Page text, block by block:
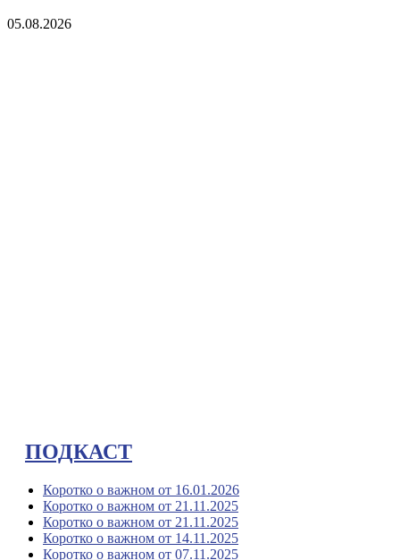
05.08.2026
ПОДКАСТ
Коротко о важном от 16.01.2026
Коротко о важном от 21.11.2025
Коротко о важном от 21.11.2025
Коротко о важном от 14.11.2025
Коротко о важном от 07.11.2025